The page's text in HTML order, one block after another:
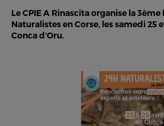
Le CPIE A Rinascita organise la
Naturalistes en Corse, les samedi 25
Conca d’Oru.